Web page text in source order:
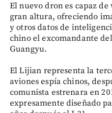
El nuevo dron es capaz
gran altura, ofreciendo
y otros datos de
chino el excomandante
Guangyu.
El Lijian representa la
aviones espía chinos,
comunista estrenara en
expresamente diseñado